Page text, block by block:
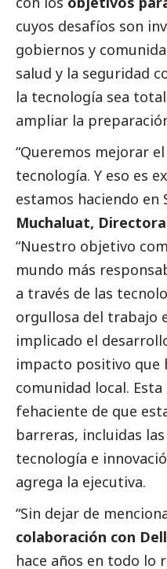
cuyos desafíos son
gobiernos y
salud y la seguridad
la tecnología sea
ampliar la
“Queremos mejorar
tecnología. Y eso es
estamos haciendo en
Muchaluat,
“Nuestro objetivo
mundo más
a través de las
orgullosa del trabajo
implicado el
impacto positivo que
comunidad local.
fehaciente de que
barreras, incluidas
tecnología e
agrega la ejecutiva.
“Sin dejar de
colaboración con Dell
hace años en todo lo